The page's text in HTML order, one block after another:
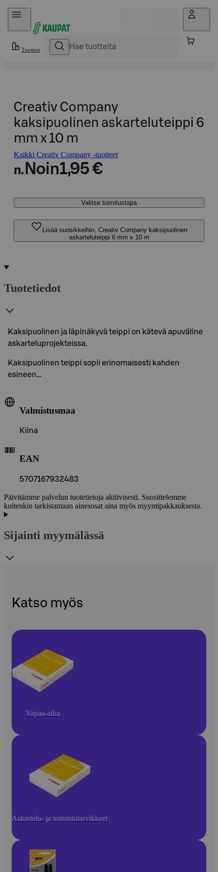
Hyppää sisältöön
Tuotteet
Creativ Company
kaksipuolinen askarteluteippi 6
mm x 10 m
Kaikki Creativ Company -tuotteet
n. Noin1,95 €
Valitse toimitustapa
Lisää suosikkeihin, Creativ Company kaksipuolinen
askarteluteippi 6 mm x 10 m
Tuotetiedot
Kaksipuolinen ja läpinäkyvä teippi on kätevä apuväline
askarteluprojekteissa.
Kaksipuolinen teippi sopii erinomaisesti kahden
esineen…
Valmistusmaa
Kiina
EAN
5707167932483
Päivitämme palvelun tuotetietoja aktiivisesti. Suosittelemme
kuitenkin tarkistamaan ainesosat aina myös myyntipakkauksesta.
Sijainti myymälässä
Katso myös
Vapaa-aika
Askartelu- ja toimistotarvikkeet